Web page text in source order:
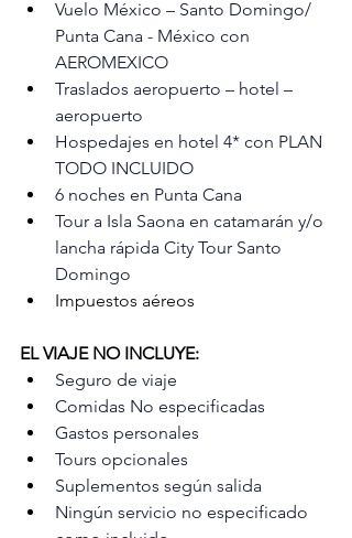
Vuelo México – Santo Domingo/
Punta Cana - México con
AEROMEXICO
Traslados aeropuerto – hotel –
aeropuerto
Hospedajes en hotel 4* con PLAN
TODO INCLUIDO
6 noches en Punta Cana
Tour a Isla Saona en catamarán y/o
lancha rápida City Tour Santo
Domingo
Impuestos aéreos
EL VIAJE NO INCLUYE:
Seguro de viaje
Comidas No especificadas
Gastos personales
Tours opcionales
Suplementos según salida
Ningún servicio no especificado